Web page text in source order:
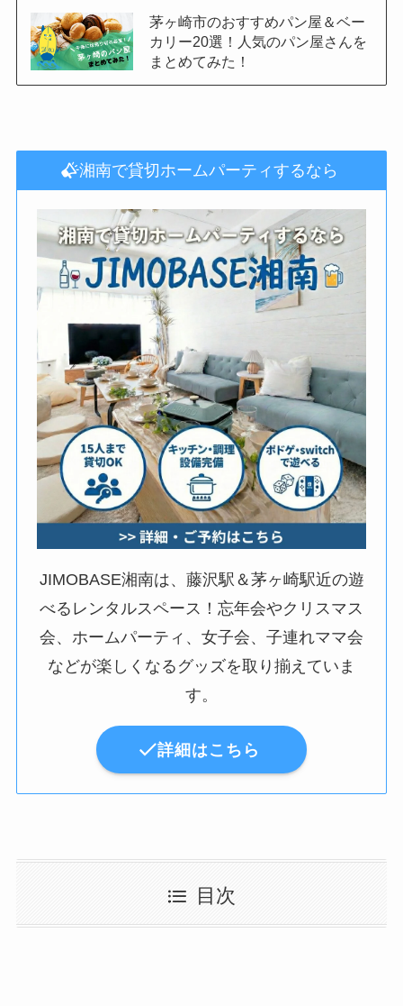
茅ヶ崎市のおすすめパン屋＆ベー
カリー20選！人気のパン屋さんを
まとめてみた！
湘南で貸切ホームパーティするなら
JIMOBASE湘南は、藤沢駅＆茅ヶ崎駅近の遊
べるレンタルスペース！忘年会やクリスマス
会、ホームパーティ、女子会、子連れママ会
などが楽しくなるグッズを取り揃えていま
す。
詳細はこちら
目次